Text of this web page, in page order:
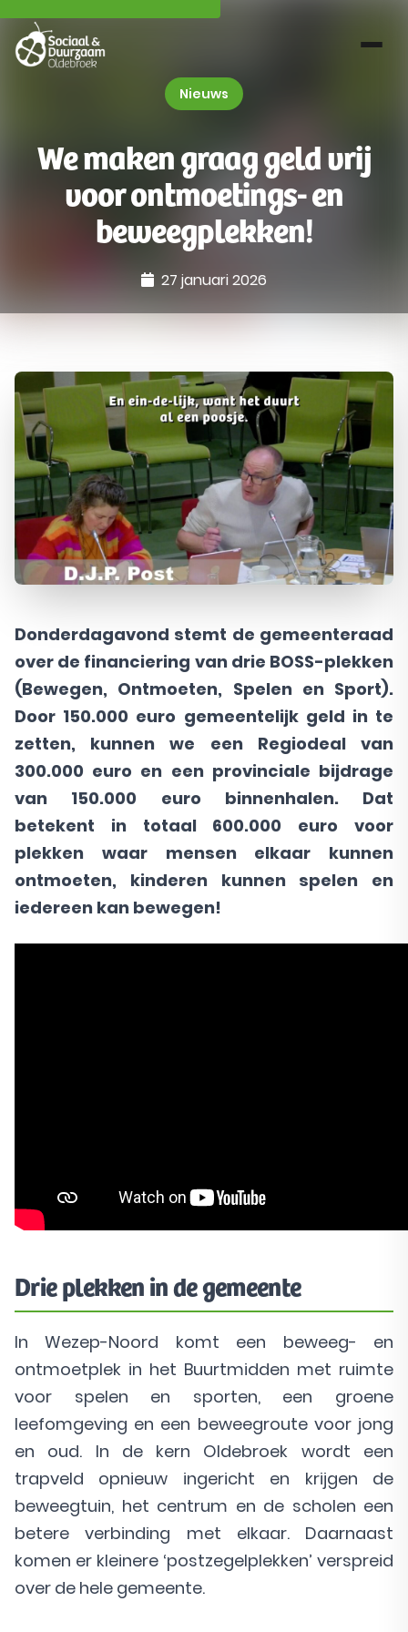
Nieuws
We maken graag geld vrij
voor ontmoetings- en
beweegplekken!
27 januari 2026
Donderdagavond stemt de gemeenteraad
over de financiering van drie BOSS-plekken
(Bewegen, Ontmoeten, Spelen en Sport).
Door 150.000 euro gemeentelijk geld in te
zetten, kunnen we een Regiodeal van
300.000 euro en een provinciale bijdrage
van 150.000 euro binnenhalen. Dat
betekent in totaal 600.000 euro voor
plekken waar mensen elkaar kunnen
ontmoeten, kinderen kunnen spelen en
iedereen kan bewegen!
Drie plekken in de gemeente
In Wezep-Noord komt een beweeg- en
ontmoetplek in het Buurtmidden met ruimte
voor spelen en sporten, een groene
leefomgeving en een beweegroute voor jong
en oud. In de kern Oldebroek wordt een
trapveld opnieuw ingericht en krijgen de
beweegtuin, het centrum en de scholen een
betere verbinding met elkaar. Daarnaast
komen er kleinere ‘postzegelplekken’ verspreid
over de hele gemeente.